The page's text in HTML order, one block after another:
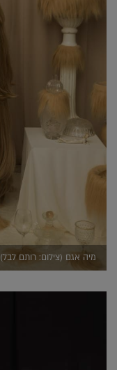
מיה אגם (צילום: רותם לבל)